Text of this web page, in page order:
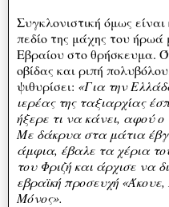
Συγκλονιστική όμως
πεδίο της μάχης του
Εβραίου στο θρήσκευμα.
οβίδας και ριπή
ψιθυρίσει: «Για την
ιερέας της ταξιαρχίας
ήξερε τι να κάνει, αφού ο
Με δάκρυα στα μάτια
άμφια, έβαλε τα χέρια
του Φριζή και άρχισε να
εβραϊκή προσευχή «Άκουε,
Μόνος».